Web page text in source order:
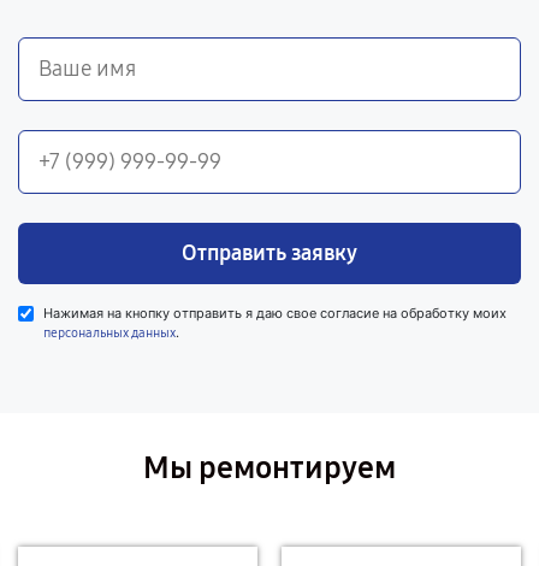
Отправить заявку
Нажимая на кнопку отправить я даю свое согласие на обработку моих
персональных данных.
Мы ремонтируем